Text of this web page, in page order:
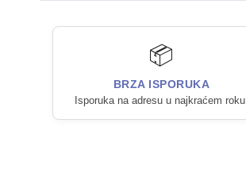
📦
BRZA ISPORUKA
Isporuka na adresu u najkraćem roku.